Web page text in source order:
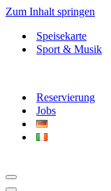
Zum Inhalt springen
Speisekarte
Sport & Musik
Reservierung
Jobs
Navigationsmenü